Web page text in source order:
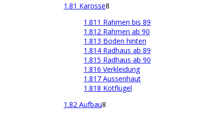
1.81 Karosse8
1.811 Rahmen bis 89
1.812 Rahmen ab 90
1.813 Boden hinten
1.814 Radhaus ab 89
1.815 Radhaus ab 90
1.816 Verkleidung
1.817 Aussenhaut
1.818 Kotflügel
1.82 Aufbau8